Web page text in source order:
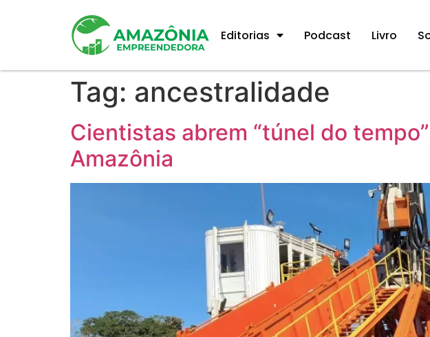
Editorias Podcast Livro
Tag: ancestralidade
Cientistas abrem “túnel do
Amazônia